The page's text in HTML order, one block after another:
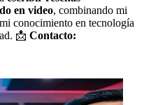
en video, combinando mi
conocimiento en tecnología
📩 Contacto: